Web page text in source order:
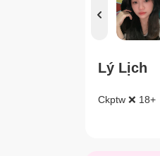
Lý Lịch
Ckptw ❌ 18+